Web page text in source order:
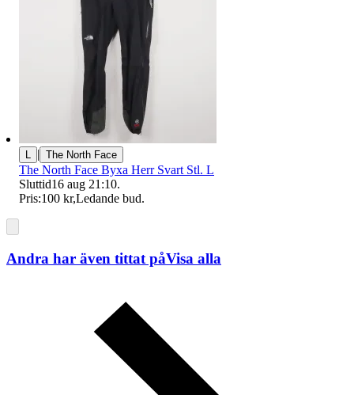
L | The North Face
⁠The North Face Byxa Herr Svart Stl. L
Sluttid16 aug 21:10.
Pris:100 kr,Ledande bud.
Andra har även tittat påVisa alla